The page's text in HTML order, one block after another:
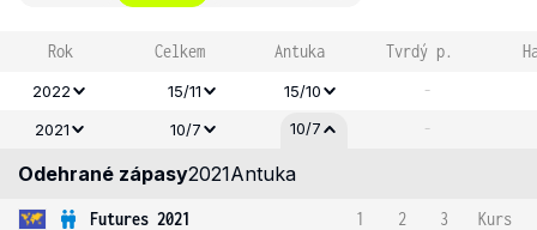
Rok Celkem Antuka Tvrdý p.
2022 15/11 15/10 -
2021 10/7 10/7 -
Odehrané zápasy2021Antuka
Futures 2021 1 2 3
Kurs